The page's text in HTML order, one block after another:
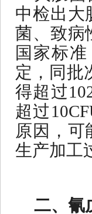
中检出大
菌、致病
国家标准
定，同批
得超过
超过
原因，可
生产加工
二、氰